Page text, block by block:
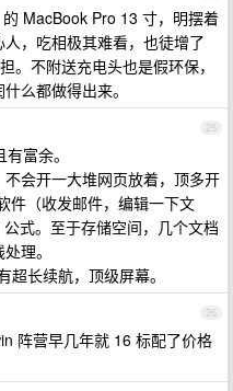
MacBook Pro 13 寸，明摆着
，吃相极其难看，也徒增了
。不附送充电头也是假环保，
么都做得出来。
25
富余。
会开一大堆网页放着，顶多开
件（收发邮件，编辑一下文
式。至于存储空间，几个文档
理。
长续航，顶级屏幕。
26
阵营早几年就 16 标配了价格